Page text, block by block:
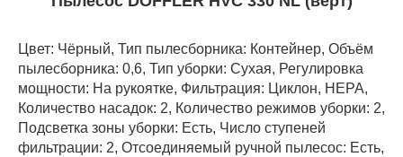
Цвет: Чёрный, Тип пылесборника: Контейнер, Объём
пылесборника: 0,6, Тип уборки: Сухая, Регулировка
мощности: На рукоятке, Фильтрация: Циклон, HEPA,
Количество насадок: 2, Количество режимов уборки: 2,
Подсветка зоны уборки: Есть, Число ступеней
фильтрации: 2, Отсоединяемый ручной пылесос: Есть,